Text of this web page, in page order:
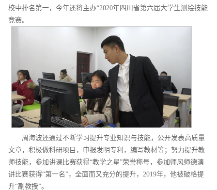
校中排名第一，今年还将主办“2020年四川省第六届大学生测绘技能
竞赛。
周海波还通过不断学习提升专业知识与技能，公开发表高质量
文章，积极做科研项目，申报发明专利，编写教材等；努力提升教
师技能，参加讲课比赛获得“教学之星”荣誉称号，参加师风师德演
讲比赛获得“第一名”，全面而又充分的提升，2019年，他被破格提
升“副教授”。